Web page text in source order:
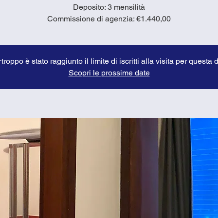
Deposito: 3 mensilità
Commissione di agenzia: €1.440,00
è stato raggiunto il limite di iscritti alla visita per questa
Scopri le prossime date